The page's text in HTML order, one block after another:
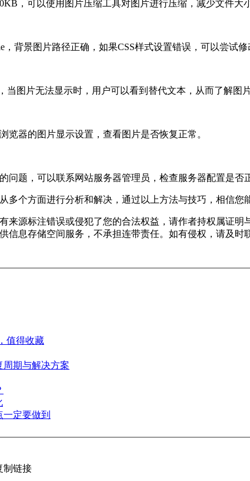
，可以使用图片压缩工具对图片进行压缩，减少文件大小
背景图片路径正确，如果CSS样式设置错误，可以尝试修
图片无法显示时，用户可以看到替代文本，从而了解图片
器的图片显示设置，查看图片是否恢复正常。
题，可以联系网站服务器管理员，检查服务器配置是否
多个方面进行分析和解决，通过以上方法与技巧，相信
来源标注错误或侵犯了您的合法权益，请作者持权属证
信息存储空间服务，不承担连带责任。如有侵权，请及时
值得收藏
周期与解决方案
一定要做到
制链接